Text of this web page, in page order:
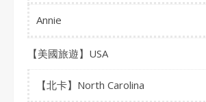
Annie
【美國旅遊】USA
【北卡】North Carolina